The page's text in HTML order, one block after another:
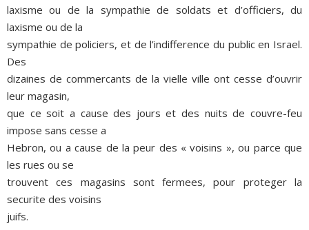
laxisme ou de la sympathie de soldats et d’officiers, du
laxisme ou de la
sympathie de policiers, et de l’indifference du public en Israel.
Des
dizaines de commercants de la vielle ville ont cesse d’ouvrir
leur magasin,
que ce soit a cause des jours et des nuits de couvre-feu
impose sans cesse a
Hebron, ou a cause de la peur des « voisins », ou parce que
les rues ou se
trouvent ces magasins sont fermees, pour proteger la
securite des voisins
juifs.